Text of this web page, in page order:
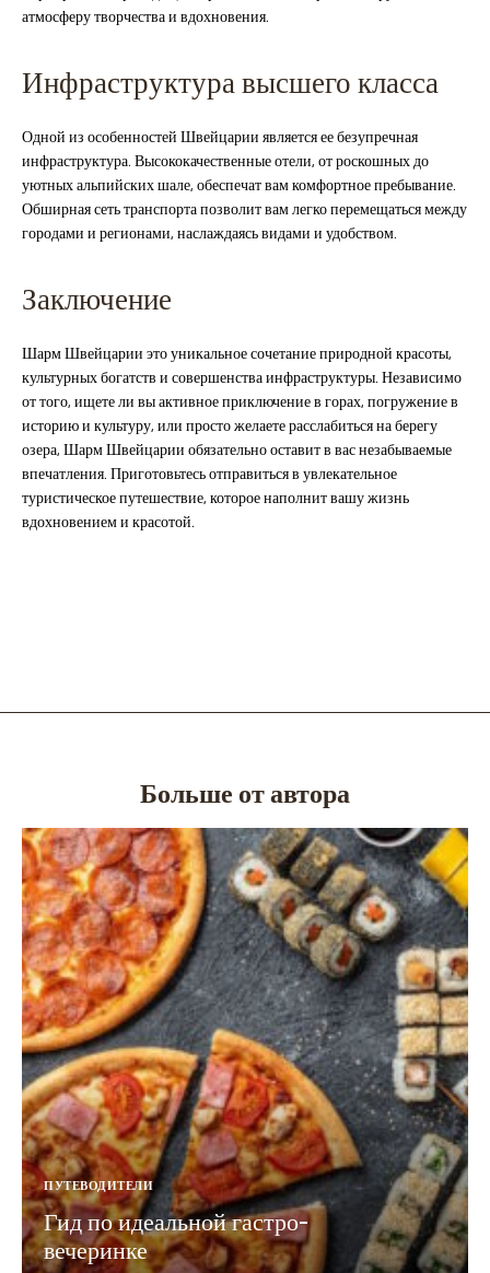
атмосферу творчества и вдохновения.
Инфраструктура высшего класса
Одной из особенностей Швейцарии является ее безупречная
инфраструктура. Высококачественные отели, от роскошных до
уютных альпийских шале, обеспечат вам комфортное пребывание.
Обширная сеть транспорта позволит вам легко перемещаться между
городами и регионами, наслаждаясь видами и удобством.
Заключение
Шарм Швейцарии это уникальное сочетание природной красоты,
культурных богатств и совершенства инфраструктуры. Независимо
от того, ищете ли вы активное приключение в горах, погружение в
историю и культуру, или просто желаете расслабиться на берегу
озера, Шарм Швейцарии обязательно оставит в вас незабываемые
впечатления. Приготовьтесь отправиться в увлекательное
туристическое путешествие, которое наполнит вашу жизнь
вдохновением и красотой.
Больше от автора
ПУТЕВОДИТЕЛИ
Гид по идеальной гастро-
вечеринке